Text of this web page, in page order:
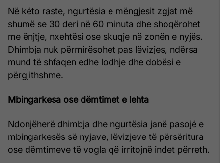
Në këto raste, ngurtësia e mëngjesit zgjat më
shumë se 30 deri në 60 minuta dhe shoqërohet
me ënjtje, nxehtësi ose skuqje në zonën e nyjës.
Dhimbja nuk përmirësohet pas lëvizjes, ndërsa
mund të shfaqen edhe lodhje dhe dobësi e
përgjithshme.
Mbingarkesa ose dëmtimet e lehta
Ndonjëherë dhimbja dhe ngurtësia janë pasojë e
mbingarkesës së nyjave, lëvizjeve të përsëritura
ose dëmtimeve të vogla që irritojnë indet përreth.